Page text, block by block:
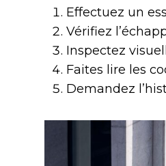
Effectuez un
Vérifiez
Inspectez
Faites lire les
Demandez